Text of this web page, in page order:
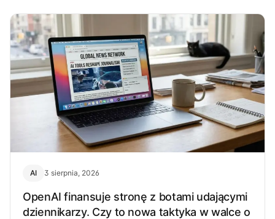
AI 3 sierpnia, 2026
OpenAI finansuje stronę z botami udającymi
dziennikarzy. Czy to nowa taktyka w walce o